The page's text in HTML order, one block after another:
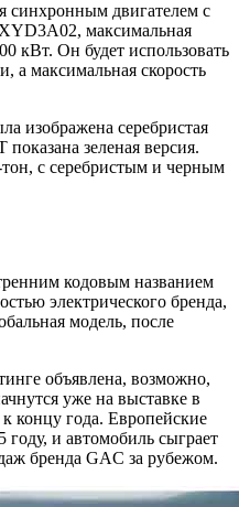
двигателем с
максимальная
кВт. Он будет использовать
а максимальная скорость
изображена серебристая
зеленая версия.
с серебристым и черным
кодовым названием
электрического бренда,
модель, после
объявлена, возможно,
уже на выставке в
концу года. Европейские
и автомобиль сыграет
бренда GAC за рубежом.